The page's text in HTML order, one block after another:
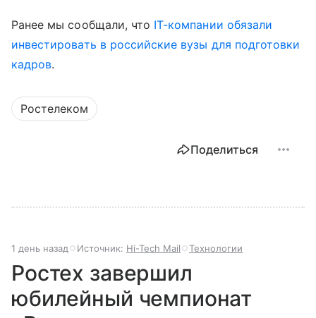
Ранее мы сообщали, что IT-компании обязали
инвестировать в российские вузы для подготовки
кадров.
Ростелеком
Поделиться
1 день назад Источник: Hi-Tech Mail Технологии
Ростех завершил
юбилейный чемпионат